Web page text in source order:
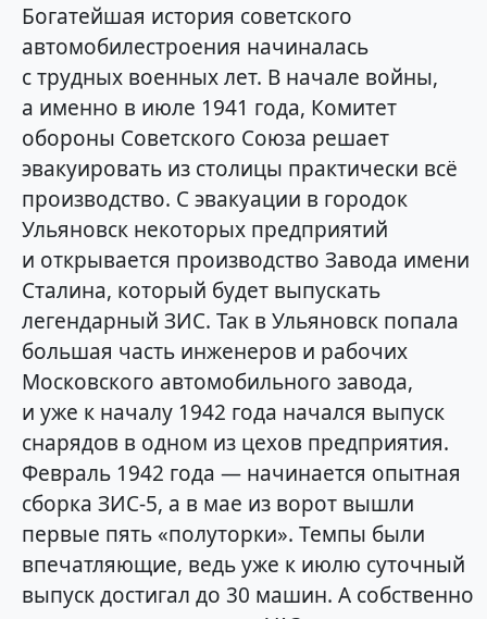
Богатейшая история советского
автомобилестроения начиналась
с трудных военных лет. В начале войны,
а именно в июле 1941 года, Комитет
обороны Советского Союза решает
эвакуировать из столицы практически всё
производство. С эвакуации в городок
Ульяновск некоторых предприятий
и открывается производство Завода имени
Сталина, который будет выпускать
легендарный ЗИС. Так в Ульяновск попала
большая часть инженеров и рабочих
Московского автомобильного завода,
и уже к началу 1942 года начался выпуск
снарядов в одном из цехов предприятия.
Февраль 1942 года — начинается опытная
сборка ЗИС-5, а в мае из ворот вышли
первые пять «полуторки». Темпы были
впечатляющие, ведь уже к июлю суточный
выпуск достигал до 30 машин. А собственно